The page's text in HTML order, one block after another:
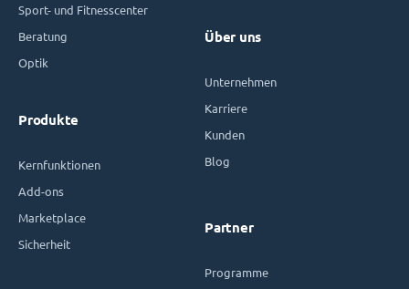
Sport- und Fitnesscenter
Beratung
Optik
Produkte
Kernfunktionen
Add-ons
Marketplace
Sicherheit
Über uns
Unternehmen
Karriere
Kunden
Blog
Partner
Programme